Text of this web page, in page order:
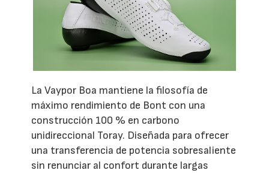
La Vaypor Boa mantiene la filosofía de
máximo rendimiento de Bont con una
construcción 100 % en carbono
unidireccional Toray. Diseñada para ofrecer
una transferencia de potencia sobresaliente
sin renunciar al confort durante largas